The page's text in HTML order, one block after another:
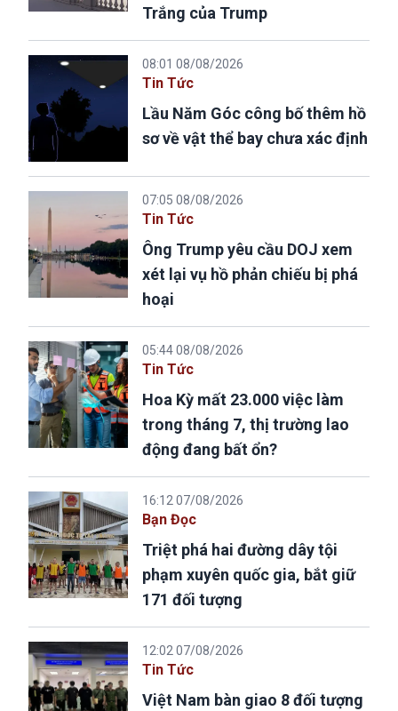
Trắng của Trump
08:01 08/08/2026
Tin Tức
Lầu Năm Góc công bố thêm hồ
sơ về vật thể bay chưa xác định
07:05 08/08/2026
Tin Tức
Ông Trump yêu cầu DOJ xem
xét lại vụ hồ phản chiếu bị phá
hoại
05:44 08/08/2026
Tin Tức
Hoa Kỳ mất 23.000 việc làm
trong tháng 7, thị trường lao
động đang bất ổn?
16:12 07/08/2026
Bạn Đọc
Triệt phá hai đường dây tội
phạm xuyên quốc gia, bắt giữ
171 đối tượng
12:02 07/08/2026
Tin Tức
Việt Nam bàn giao 8 đối tượng